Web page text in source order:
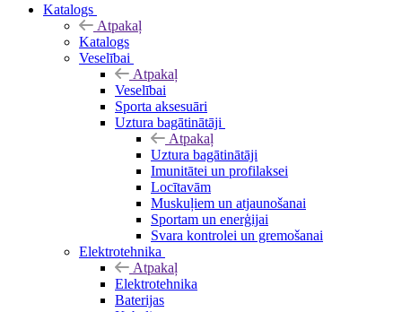
Katalogs
Atpakaļ
Katalogs
Veselībai
Atpakaļ
Veselībai
Sporta aksesuāri
Uztura bagātinātāji
Atpakaļ
Uztura bagātinātāji
Imunitātei un profilaksei
Locītavām
Muskuļiem un atjaunošanai
Sportam un enerģijai
Svara kontrolei un gremošanai
Elektrotehnika
Atpakaļ
Elektrotehnika
Baterijas